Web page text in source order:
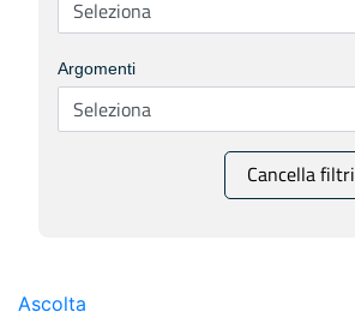
Argomenti
Cancella filtri
Ascolta